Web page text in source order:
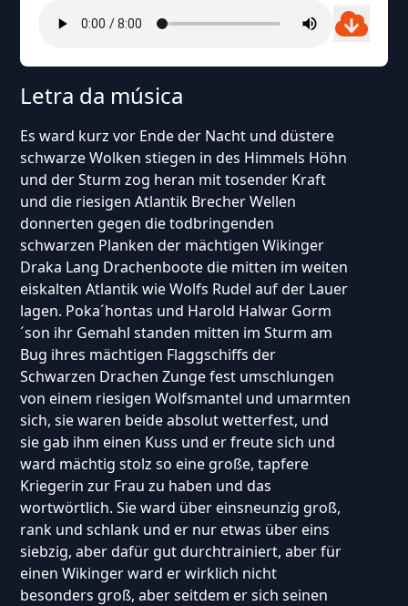
Letra da música
Es ward kurz vor Ende der Nacht und düstere
schwarze Wolken stiegen in des Himmels Höhn
und der Sturm zog heran mit tosender Kraft
und die riesigen Atlantik Brecher Wellen
donnerten gegen die todbringenden
schwarzen Planken der mächtigen Wikinger
Draka Lang Drachenboote die mitten im weiten
eiskalten Atlantik wie Wolfs Rudel auf der Lauer
lagen. Poka´hontas und Harold Halwar Gorm
´son ihr Gemahl standen mitten im Sturm am
Bug ihres mächtigen Flaggschiffs der
Schwarzen Drachen Zunge fest umschlungen
von einem riesigen Wolfsmantel und umarmten
sich, sie waren beide absolut wetterfest, und
sie gab ihm einen Kuss und er freute sich und
ward mächtig stolz so eine große, tapfere
Kriegerin zur Frau zu haben und das
wortwörtlich. Sie ward über einsneunzig groß,
rank und schlank und er nur etwas über eins
siebzig, aber dafür gut durchtrainiert, aber für
einen Wikinger ward er wirklich nicht
besonders groß, aber seitdem er sich seinen